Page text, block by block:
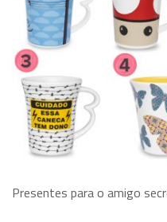
Presentes para o amigo